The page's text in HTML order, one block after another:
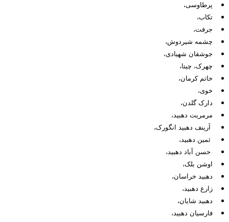
پرطاوسی،
تکاب،
جرفت،
چشمه شیردوش،
جوشقان شهیادی،
چهرک، چیتا،
خاتم کرمان،
خوی،
دارک گلدن،
مرمریت دهبید،
آرینف دهبید انگورک،
ثمین دهبید،
حسن آباد دهبید،
اوشن بلک،
دهبید خراسان،
زارع دهبید،
دهبید شایان،
فارسیان دهبید،